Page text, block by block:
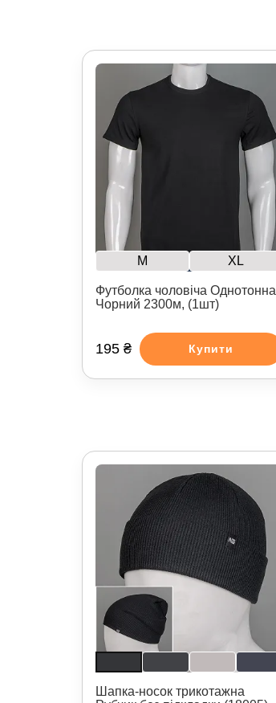
M XL
Футболка чоловіча Однотонна
Чорний 2300м, (1шт)
195 ₴ Купити
Шапка-носок трикотажна